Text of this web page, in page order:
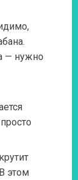
— нужно
этом